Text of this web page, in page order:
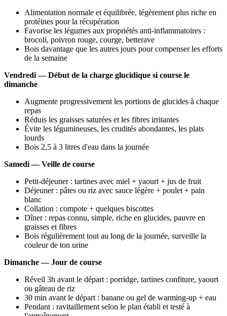
Alimentation normale et équilibrée, légèrement plus riche en
protéines pour la récupération
Favorise les légumes aux propriétés anti-inflammatoires :
brocoli, poivron rouge, courge, betterave
Bois davantage que les autres jours pour compenser les efforts
de la semaine
Vendredi — Début de la charge glucidique si course le
dimanche
Augmente progressivement les portions de glucides à chaque
repas
Réduis les graisses saturées et les fibres irritantes
Évite les légumineuses, les crudités abondantes, les plats
lourds
Bois 2,5 à 3 litres d'eau dans la journée
Samedi — Veille de course
Petit-déjeuner : tartines avec miel + yaourt + jus de fruit
Déjeuner : pâtes ou riz avec sauce légère + poulet + pain
blanc
Collation : compote + quelques biscottes
Dîner : repas connu, simple, riche en glucides, pauvre en
graisses et fibres
Bois régulièrement tout au long de la journée, surveille la
couleur de ton urine
Dimanche — Jour de course
Réveil 3h avant le départ : porridge, tartines confiture, yaourt
ou gâteau de riz
30 min avant le départ : banane ou gel de warming-up + eau
Pendant : ravitaillement selon le plan établi et testé à